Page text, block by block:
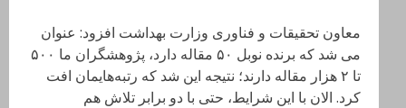
معاون تحقیقات و فناوری وزارت بهداشت افزود: عنوان
می شد که برنده نوبل ۵۰ مقاله دارد، پژوهشگران ما ۵۰۰
تا ۲ هزار مقاله دارند؛ نتیجه این شد که رتبه‌هایمان افت
کرد. الان با این شرایط، حتی با دو برابر تلاش هم